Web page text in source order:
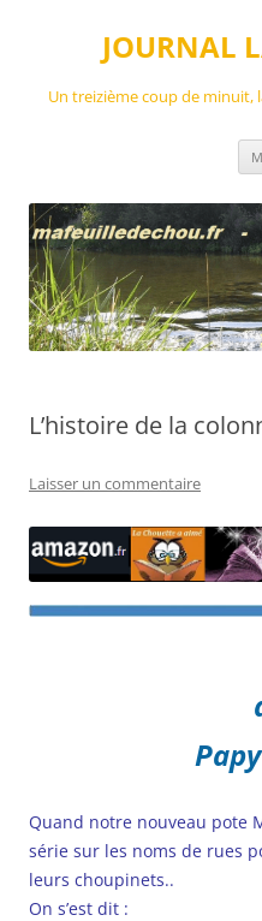
JOURNAL
Un treizième coup de minuit,
L’histoire de la
Laisser un commentaire
Quand notre nouveau pote
série sur les noms de rues
leurs choupinets..
On s’est dit :